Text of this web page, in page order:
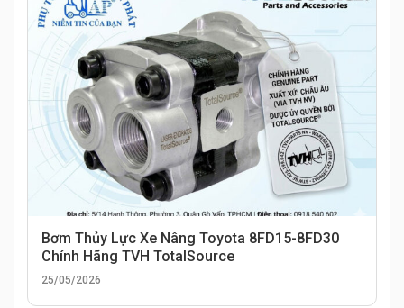
Bơm Thủy Lực Xe Nâng Toyota 8FD15-8FD30
Chính Hãng TVH TotalSource
25/05/2026